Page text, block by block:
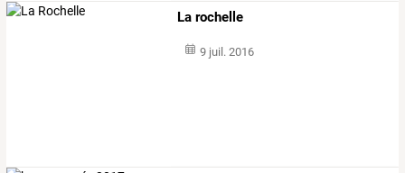
La rochelle
9 juil. 2016